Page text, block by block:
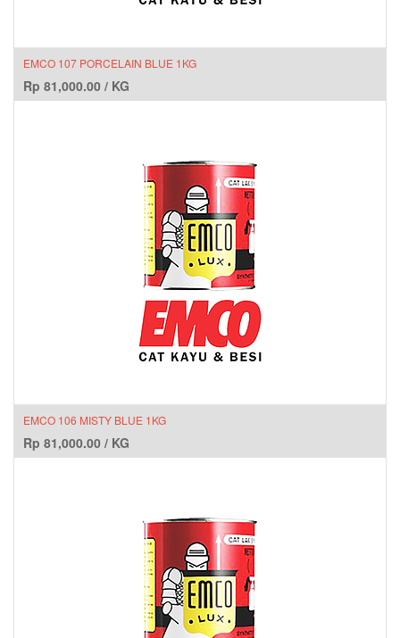
EMCO 107 PORCELAIN BLUE 1KG
Rp 81,000.00 / KG
EMCO 106 MISTY BLUE 1KG
Rp 81,000.00 / KG